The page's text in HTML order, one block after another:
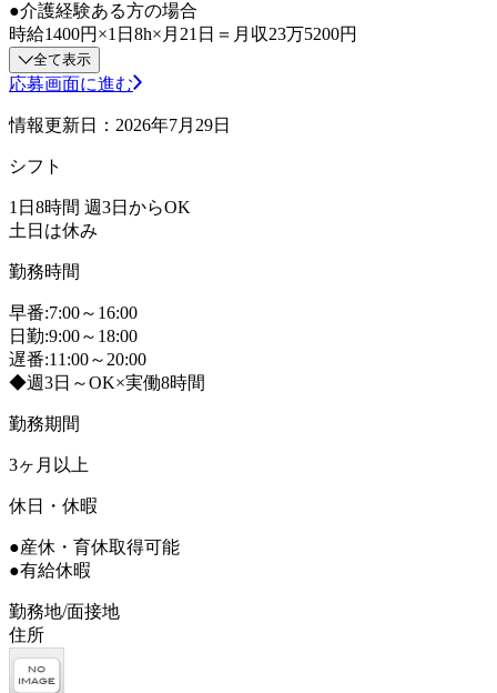
●介護経験ある方の場合
時給1400円×1日8h×月21日＝月収23万5200円
全て表示
応募画面に進む
情報更新日：2026年7月29日
シフト
1日8時間 週3日からOK
土日は休み
勤務時間
早番:7:00～16:00
日勤:9:00～18:00
遅番:11:00～20:00
◆週3日～OK×実働8時間
勤務期間
3ヶ月以上
休日・休暇
●産休・育休取得可能
●有給休暇
勤務地/面接地
住所